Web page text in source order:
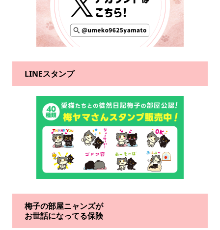
LINEスタンプ
梅子の部屋ニャンズが
お世話になってる保険